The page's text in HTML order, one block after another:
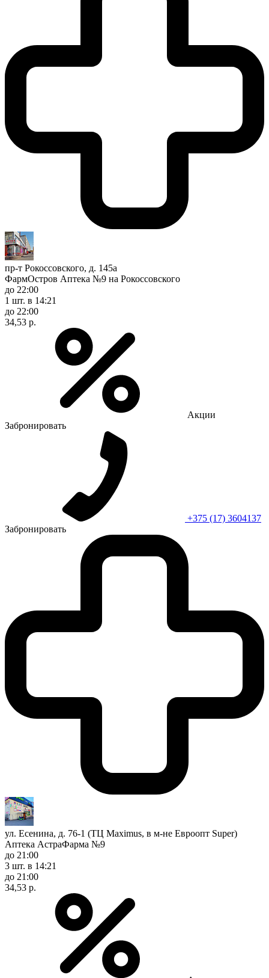
пр-т Рокоссовского, д. 145а
ФармОстров Аптека №9 на Рокоссовского
до 22:00
1 шт. в 14:21
до 22:00
34,53 р.
Акции
Забронировать
+375 (17) 3604137
Забронировать
ул. Есенина, д. 76-1 (ТЦ Maximus, в м-не Евроопт Super)
Аптека АстраФарма №9
до 21:00
3 шт. в 14:21
до 21:00
34,53 р.